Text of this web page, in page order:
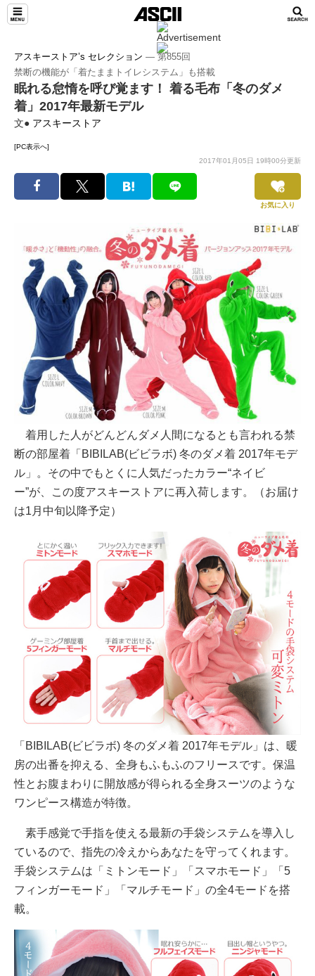
アスキーストア’s セレクション ― 第855回
禁断の機能が「着たままトイレシステム」も搭載
眠れる怠惰を呼び覚ます！ 着る毛布「冬のダメ
着」2017年最新モデル
文● アスキーストア
[PC表示へ]
2017年01月05日 19時00分更新
お気に入り
着用した人がどんどんダメ人間になるとも言われる禁
断の部屋着「BIBILAB(ビビラボ) 冬のダメ着 2017年モデ
ル」。その中でもとくに人気だったカラー“ネイビ
ー”が、この度アスキーストアに再入荷します。（お届け
は1月中旬以降予定）
「BIBILAB(ビビラボ) 冬のダメ着 2017年モデル」は、暖
房の出番を抑える、全身もふもふのフリースです。保温
性とお腹まわりに開放感が得られる全身スーツのような
ワンピース構造が特徴。
素手感覚で手指を使える最新の手袋システムを導入し
ているので、指先の冷えからあなたを守ってくれます。
手袋システムは「ミトンモード」「スマホモード」「5
フィンガーモード」「マルチモード」の全4モードを搭
載。